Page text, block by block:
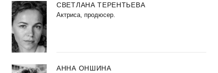
СВЕТЛАНА ТЕРЕНТЬЕВА
Актриса, продюсер.
АННА ОНШИНА